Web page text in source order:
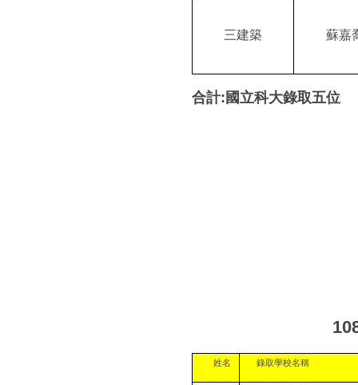
三建築 蘇嘉
合計: 國立科大錄取五位
姓名 錄取學校名稱